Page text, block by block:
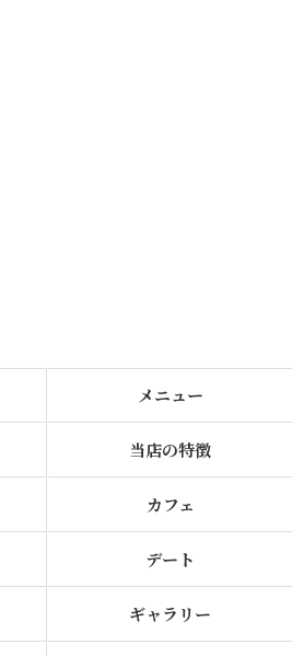
メニュー
当店の特徴
カフェ
デート
ギャラリー